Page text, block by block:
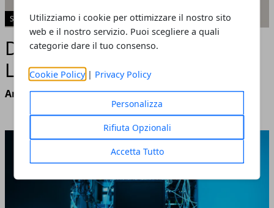
Utilizziamo i cookie per ottimizzare il nostro sito
web e il nostro servizio. Puoi scegliere a quali
categorie dare il tuo consenso.
Cookie Policy | Privacy Policy
Personalizza
Rifiuta Opzionali
Accetta Tutto
SCIENZA E TECNOLOGIA
Deep Learning vs Machine
Learning: le differenze
Andrea Bianchi- giugno 19, 2026